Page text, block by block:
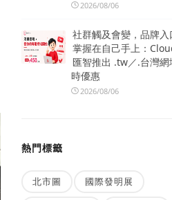
2026/08/06
社群觸及會變，品牌入
掌握在自己手上：
匯智推出 .tw／.台灣網
時優惠
2026/08/06
熱門標籤
北市圖 國際發明展